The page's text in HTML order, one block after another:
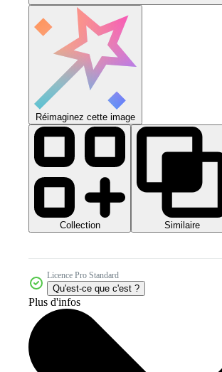
Réimaginez cette image
Collection Similaire
Licence Pro Standard
Qu'est-ce que c'est ?
Plus d'infos